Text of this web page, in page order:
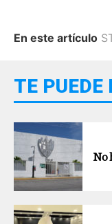
En este artículo
TE PUEDE
No